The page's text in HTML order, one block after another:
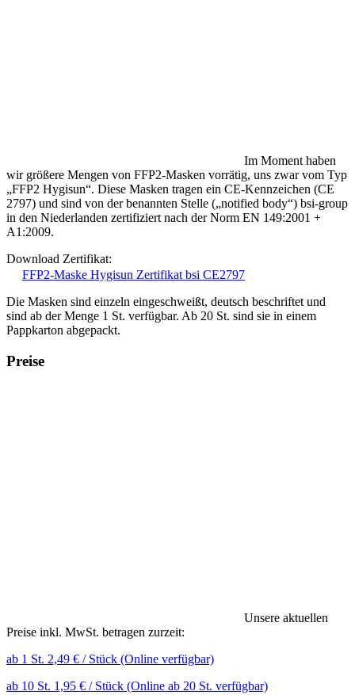
Im Moment haben
wir größere Mengen von FFP2-Masken vorrätig, uns zwar vom Typ
„FFP2 Hygisun“. Diese Masken tragen ein CE-Kennzeichen (CE
2797) und sind von der benannten Stelle („notified body“) bsi-group
in den Niederlanden zertifiziert nach der Norm EN 149:2001 +
A1:2009.
Download Zertifikat:
FFP2-Maske Hygisun Zertifikat bsi CE2797
Die Masken sind einzeln eingeschweißt, deutsch beschriftet und
sind ab der Menge 1 St. verfügbar. Ab 20 St. sind sie in einem
Pappkarton abgepackt.
Preise
Unsere aktuellen
Preise inkl. MwSt. betragen zurzeit:
ab 1 St. 2,49 € / Stück (Online verfügbar)
ab 10 St. 1,95 € / Stück (Online ab 20 St. verfügbar)